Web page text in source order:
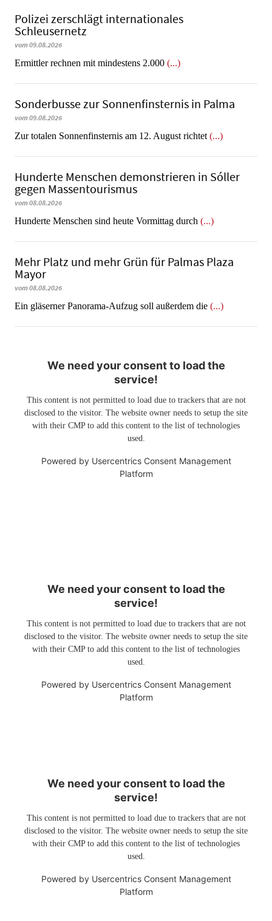
Polizei zerschlägt internationales
Schleusernetz
vom 09.08.2026
Ermittler rechnen mit mindestens 2.000 (...)
Sonderbusse zur Sonnenfinsternis in Palma
vom 09.08.2026
Zur totalen Sonnenfinsternis am 12. August richtet (...)
Hunderte Menschen demonstrieren in Sóller
gegen Massentourismus
vom 08.08.2026
Hunderte Menschen sind heute Vormittag durch (...)
Mehr Platz und mehr Grün für Palmas Plaza
Mayor
vom 08.08.2026
Ein gläserner Panorama-Aufzug soll außerdem die (...)
We need your consent to load the
service!
This content is not permitted to load due to trackers that are not
disclosed to the visitor. The website owner needs to setup the site
with their CMP to add this content to the list of technologies
used.
Powered by Usercentrics Consent Management
Platform
We need your consent to load the
service!
This content is not permitted to load due to trackers that are not
disclosed to the visitor. The website owner needs to setup the site
with their CMP to add this content to the list of technologies
used.
Powered by Usercentrics Consent Management
Platform
We need your consent to load the
service!
This content is not permitted to load due to trackers that are not
disclosed to the visitor. The website owner needs to setup the site
with their CMP to add this content to the list of technologies
used.
Powered by Usercentrics Consent Management
Platform